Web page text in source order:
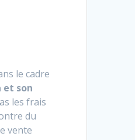
le cadre
et son
les frais
du
vente